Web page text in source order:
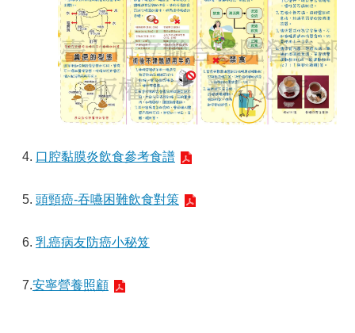
4. 口腔黏膜炎飲食參考食譜
5. 頭頸癌-吞嚥困難飲食對策
6. 乳癌病友防癌小秘笈
7.安寧營養照顧